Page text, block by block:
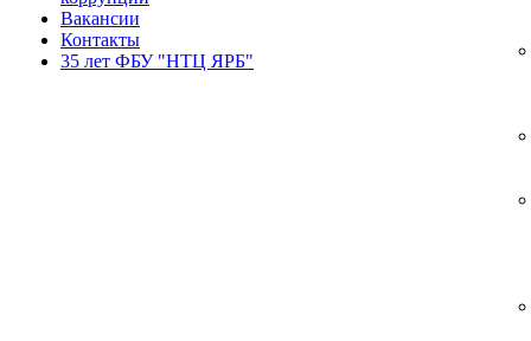
Вакансии
Контакты
35 лет ФБУ "НТЦ ЯРБ"